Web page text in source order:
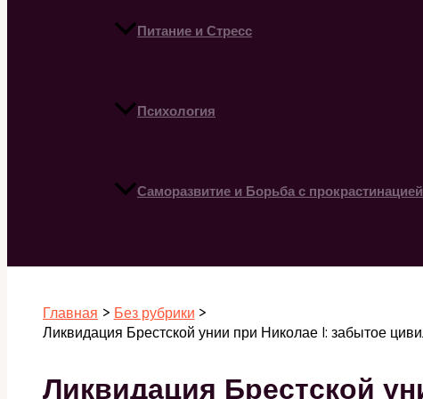
Питание и Стресс
Психология
Саморазвитие и Борьба с прокрастинацией
Главная
Без рубрики
Ликвидация Брестской унии при Николае I: забытое
Ликвидация Брестской